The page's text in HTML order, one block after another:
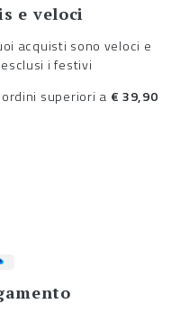
e veloci
acquisti sono veloci e
esclusi i festivi
superiori a € 39,90